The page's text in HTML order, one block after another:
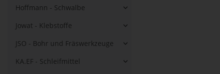
Hoffmann - Schwalbe
Jowat - Klebstoffe
JSO - Bohr und Fräswerkzeuge
KA.EF - Schleifmittel